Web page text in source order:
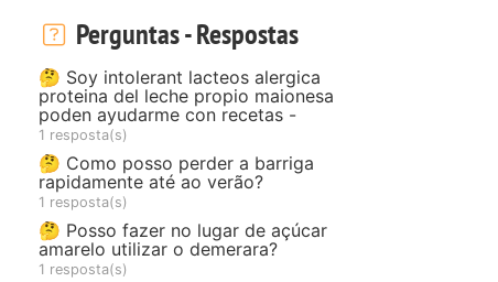
Perguntas - Respostas
🤔 Soy intolerant lacteos alergica
proteina del leche propio maionesa
poden ayudarme con recetas -
1 resposta(s)
🤔 Como posso perder a barriga
rapidamente até ao verão?
1 resposta(s)
🤔 Posso fazer no lugar de açúcar
amarelo utilizar o demerara?
1 resposta(s)